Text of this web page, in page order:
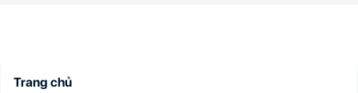
Trang chủ